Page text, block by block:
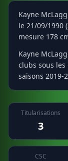
Kayne
le 21/09/1990
mesure 178
Kayne
clubs sous les
saisons 2019-
Titularisations
3
CSC